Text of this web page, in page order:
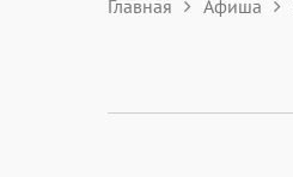
Главная Афиша